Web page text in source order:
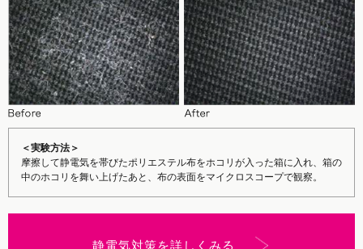
＜実験方法＞
摩擦して静電気を帯びたポリエステル布をホコリが入った箱に入れ、箱の
中のホコリを舞い上げたあと、布の表面をマイクロスコープで観察。
静電気対策を詳しくみる